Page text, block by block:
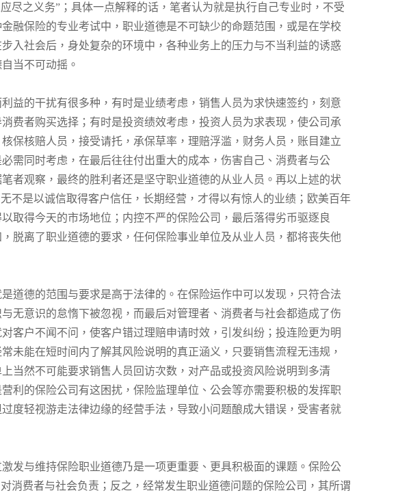
尽之义务” ；具体一点解释的话，笔者认为就是执行自己专业时，不受
融保险的专业考试中，职业道德是不可缺少的命题范围，或是在学校
入社会后，身处复杂的环境中，各种业务上的压力与不当利益的诱惑
当不可动摇。
益的干扰有很多种，有时是业绩考虑，销售人员为求快速签约，刻意
费者购买选择；有时是投资绩效考虑，投资人员为求表现，使公司承
保核赔人员，接受请托，承保草率，理赔浮滥，财务人员，账目建立
需同时考虑，在最后往往付出重大的成本，伤害自己、消费者与公
者观察，最终的胜利者还是坚守职业道德的从业人员。再以上述的状
不是以诚信取得客户信任，长期经营，才得以有惊人的业绩；欧美百年
取得今天的市场地位；内控不严的保险公司，最后落得劣币驱逐良
脱离了职业道德的要求，任何保险事业单位及从业人员，都将丧失他
道德的范围与要求是高于法律的。在保险运作中可以发现，只符合法
无意识的怠惰下被忽视，而最后对管理者、消费者与社会都造成了伤
客户不闻不问，使客户错过理赔申请时效，引发纠纷；投连险更为明
未能在短时间内了解其风险说明的真正涵义，只要销售流程无违规，
当然不可能要求销售人员回访次数，对产品或投资风险说明到多清
利的保险公司有这困扰，保险监理单位、公会等亦需要积极的发挥职
度轻视游走法律边缘的经营手法，导致小问题酿成大错误，受害者就
发与维持保险职业道德乃是一项更重要、更具积极面的课题。保险公
消费者与社会负责；反之，经常发生职业道德问题的保险公司，其所谓